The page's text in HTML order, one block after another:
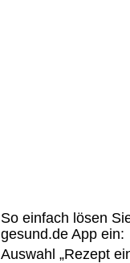
So einfach lösen
gesund.de App ein:
Auswahl „Rezept